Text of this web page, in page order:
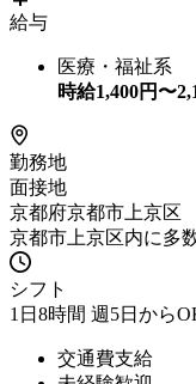
給与
医療・福祉系
時給1,400円〜
勤務地
面接地
京都府京都市上京区
京都市上京区内に多
シフト
1日8時間 週5日から
交通費支給